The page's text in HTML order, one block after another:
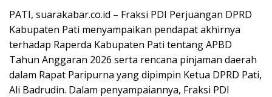
PATI, suarakabar.co.id – Fraksi PDI Perjuangan DPRD
Kabupaten Pati menyampaikan pendapat akhirnya
terhadap Raperda Kabupaten Pati tentang APBD
Tahun Anggaran 2026 serta rencana pinjaman daerah
dalam Rapat Paripurna yang dipimpin Ketua DPRD Pati,
Ali Badrudin. Dalam penyampaiannya, Fraksi PDI